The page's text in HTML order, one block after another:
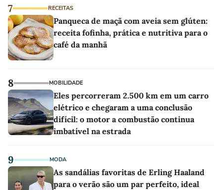
7 RECEITAS
Panqueca de maçã com aveia sem glúten:
receita fofinha, prática e nutritiva para o
café da manhã
8 MOBILIDADE
Eles percorreram 2.500 km em um carro
elétrico e chegaram a uma conclusão
difícil: o motor a combustão continua
imbatível na estrada
9 MODA
As sandálias favoritas de Erling Haaland
para o verão são um par perfeito, ideal